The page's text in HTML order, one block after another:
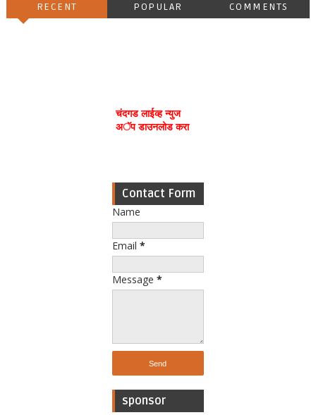
RECENT POPULAR COMMENTS
चंदगड लाईव्ह न्युज
अॅप डाउनलोड करा
Contact Form
Name
Email *
Message *
sponsor